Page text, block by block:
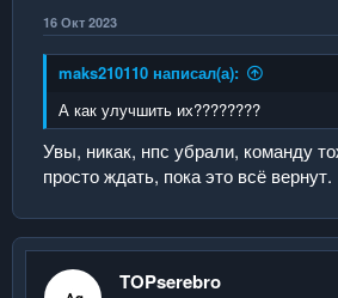
16 Окт 2023
maks210110 написал(а):
А как улучшить их????????
Увы, никак, нпс убрали, команду
просто ждать, пока это всё вернут.
TOPserebro